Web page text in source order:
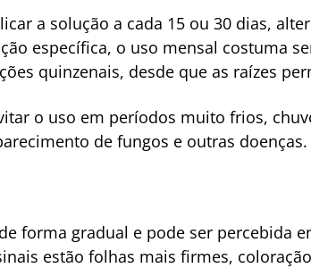
a solução a cada 15 ou 30 dias,
específica, o uso mensal costuma
quinzenais, desde que as raízes
o uso em períodos muito frios,
de fungos e outras doenças.
forma gradual e pode ser percebida
estão folhas mais firmes,